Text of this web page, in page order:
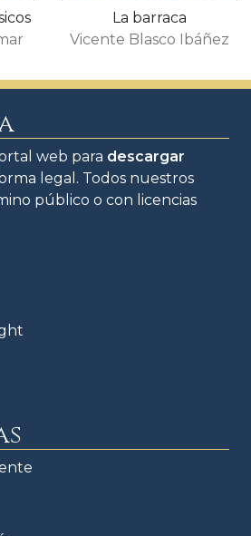
La barraca
Vicente Blasco Ibáñez
web para descargar
legal. Todos nuestros
público o con licencias